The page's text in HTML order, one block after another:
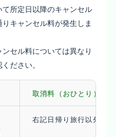
所定日以降のキャンセル
キャンセル料が発生しま
セル料については異なり
ださい。
取消料（おひとり）
右記日帰り旅行以外